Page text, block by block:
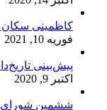
کاظمینی
فوریه 10, 2021
پیش‌بینی
اکتبر 9, 2020
ششمین شورای